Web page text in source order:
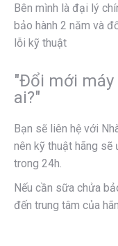
Bên mình là đại lý
bảo hành 2 năm và
lỗi kỹ thuật
"Đổi mới máy
ai?"
Bạn sẽ liên hệ với
nên kỹ thuật hãng sẽ
trong 24h.
Nếu cần sữa chửa
đến trung tâm của